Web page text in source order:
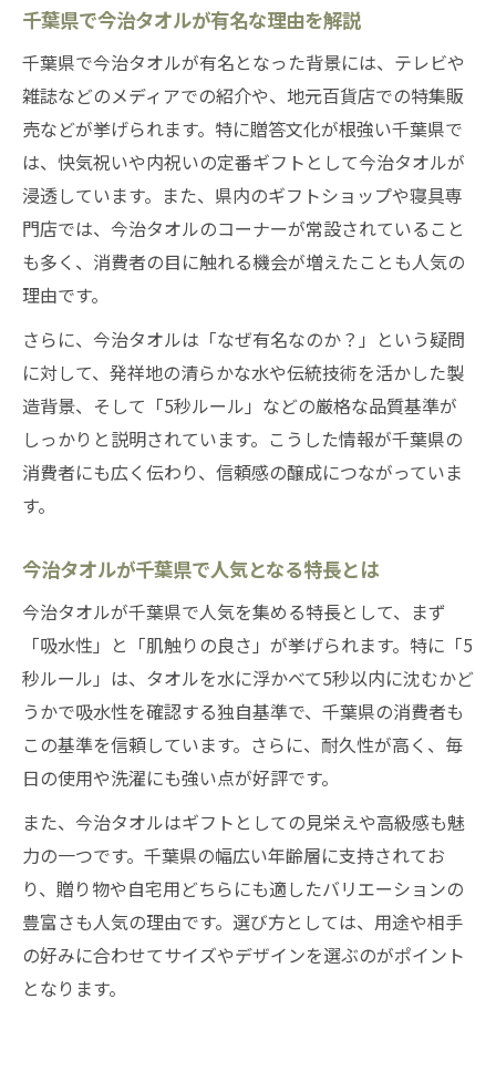
千葉県で今治タオルが有名な理由を解説
千葉県で今治タオルが有名となった背景には、テレビや
雑誌などのメディアでの紹介や、地元百貨店での特集販
売などが挙げられます。特に贈答文化が根強い千葉県で
は、快気祝いや内祝いの定番ギフトとして今治タオルが
浸透しています。また、県内のギフトショップや寝具専
門店では、今治タオルのコーナーが常設されていること
も多く、消費者の目に触れる機会が増えたことも人気の
理由です。
さらに、今治タオルは「なぜ有名なのか？」という疑問
に対して、発祥地の清らかな水や伝統技術を活かした製
造背景、そして「5秒ルール」などの厳格な品質基準が
しっかりと説明されています。こうした情報が千葉県の
消費者にも広く伝わり、信頼感の醸成につながっていま
す。
今治タオルが千葉県で人気となる特長とは
今治タオルが千葉県で人気を集める特長として、まず
「吸水性」と「肌触りの良さ」が挙げられます。特に「5
秒ルール」は、タオルを水に浮かべて5秒以内に沈むかど
うかで吸水性を確認する独自基準で、千葉県の消費者も
この基準を信頼しています。さらに、耐久性が高く、毎
日の使用や洗濯にも強い点が好評です。
また、今治タオルはギフトとしての見栄えや高級感も魅
力の一つです。千葉県の幅広い年齢層に支持されてお
り、贈り物や自宅用どちらにも適したバリエーションの
豊富さも人気の理由です。選び方としては、用途や相手
の好みに合わせてサイズやデザインを選ぶのがポイント
となります。